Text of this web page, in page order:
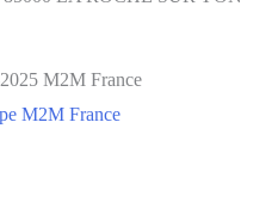
M2M France
M2M France